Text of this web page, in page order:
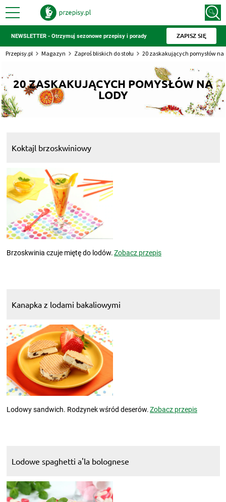
NEWSLETTER - Otrzymuj sezonowe przepisy i porady ZAPISZ SIĘ
Przepisy.pl Magazyn Zaproś bliskich do stołu 20 zaskakujących pomysłów na
20 ZASKAKUJĄCYCH POMYSŁÓW NA
LODY
Koktajl brzoskwiniowy
Brzoskwinia czuje miętę do lodów.Zobacz przepis
Kanapka z lodami bakaliowymi
Lodowy sandwich. Rodzynek wśród deserów.Zobacz przepis
Lodowe spaghetti a'la bolognese